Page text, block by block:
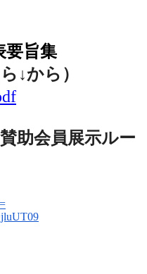
要旨集
↓から ）
助会員展示ルー
09